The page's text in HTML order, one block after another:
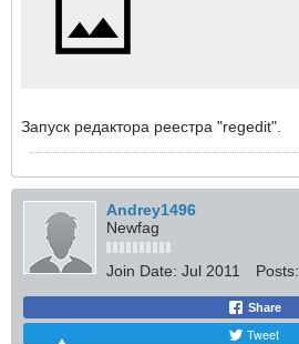
Запуск редактора реестра "regedit".
Andrey1496
Newfag
Join Date: Jul 2011 Posts:
Share
Tweet